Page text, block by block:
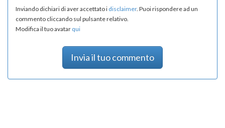
Inviando dichiari di aver accettato i disclaimer. Puoi rispondere ad un
commento cliccando sul pulsante relativo.
Modifica il tuo avatar qui
Invia il tuo commento